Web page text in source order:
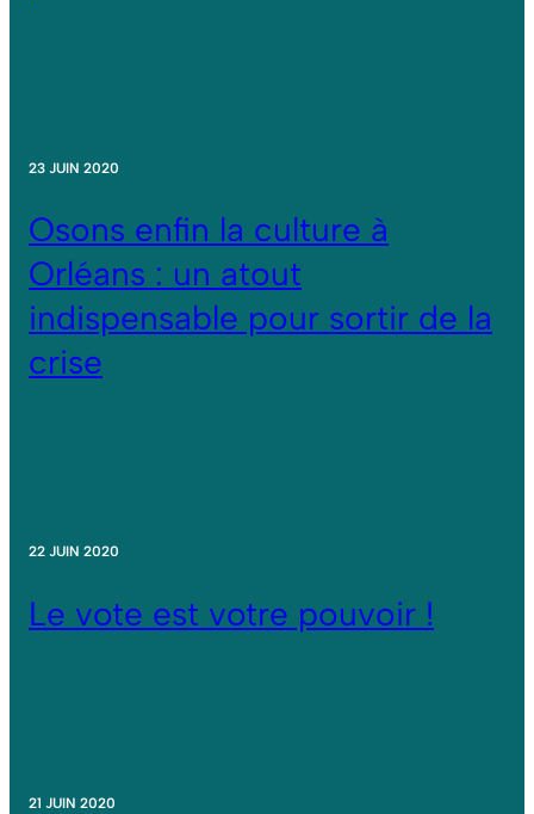
23 JUIN 2020
Osons enfin la culture à
Orléans : un atout
indispensable pour sortir de la
crise
22 JUIN 2020
Le vote est votre pouvoir !
21 JUIN 2020